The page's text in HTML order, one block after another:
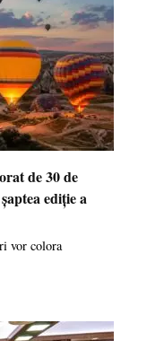
de 30 de
ediție a
vor colora